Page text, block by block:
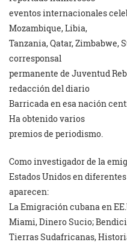
eventos internacionales
Mozambique, Libia,
Tanzania, Qatar, Zimbabwe,
corresponsal
permanente de Juventud
redacción del diario
Barricada en esa nación
Ha obtenido varios
premios de periodismo.
Como investigador de la
Estados Unidos en
aparecen:
La Emigración cubana en
Miami, Dinero Sucio;
Tierras Sudafricanas,